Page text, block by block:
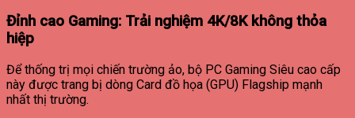
Đỉnh cao Gaming: Trải nghiệm 4K/8K không thỏa
hiệp
Để thống trị mọi chiến trường ảo, bộ PC Gaming Siêu cao cấp
này được trang bị dòng Card đồ họa (GPU) Flagship mạnh
nhất thị trường.